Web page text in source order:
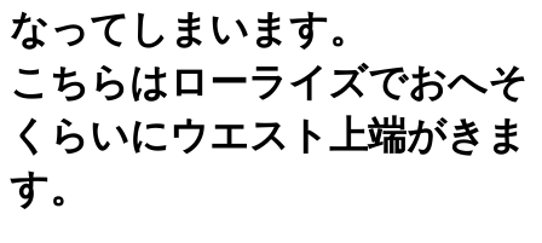
なってしまいます。
こちらはローライズでおへそ
くらいにウエスト上端がきま
す。